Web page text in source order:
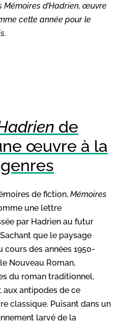
Mémoires d’Hadrien, œuvre
cette année pour le
de
œuvre à la
de fiction, Mémoires
une lettre
par Hadrien au futur
que le paysage
des années 1950-
Nouveau Roman,
du roman traditionnel,
aux antipodes de ce
classique. Puisant dans un
larvé de la